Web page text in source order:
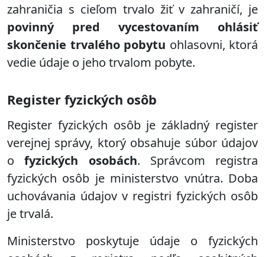
zahraničia s cieľom trvalo žiť v zahraničí, je
povinný pred vycestovaním ohlásiť
skončenie trvalého pobytu ohlasovni, ktorá
vedie údaje o jeho trvalom pobyte.
Register fyzických osôb
Register fyzických osôb je základný register
verejnej správy, ktorý obsahuje súbor údajov
ofyzických osobách. Správcom registra
fyzických osôb je ministerstvo vnútra. Doba
uchovávania údajov v registri fyzických osôb
je trvalá.
Ministerstvo poskytuje údaje o fyzických